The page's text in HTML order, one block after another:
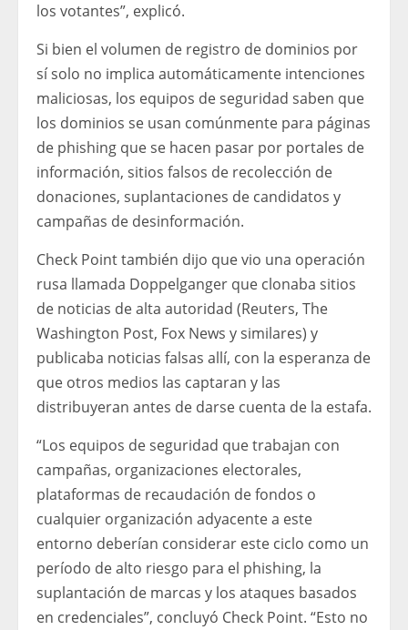
los votantes”, explicó.
Si bien el volumen de registro de dominios por
sí solo no implica automáticamente intenciones
maliciosas, los equipos de seguridad saben que
los dominios se usan comúnmente para páginas
de phishing que se hacen pasar por portales de
información, sitios falsos de recolección de
donaciones, suplantaciones de candidatos y
campañas de desinformación.
Check Point también dijo que vio una operación
rusa llamada Doppelganger que clonaba sitios
de noticias de alta autoridad (Reuters, The
Washington Post, Fox News y similares) y
publicaba noticias falsas allí, con la esperanza de
que otros medios las captaran y las
distribuyeran antes de darse cuenta de la estafa.
“Los equipos de seguridad que trabajan con
campañas, organizaciones electorales,
plataformas de recaudación de fondos o
cualquier organización adyacente a este
entorno deberían considerar este ciclo como un
período de alto riesgo para el phishing, la
suplantación de marcas y los ataques basados ​​
en credenciales”, concluyó Check Point. “Esto no